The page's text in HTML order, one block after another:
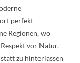
perfekt
Regionen, wo
vor Natur,
zu hinterlassen